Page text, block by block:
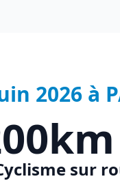
2026 à
sur